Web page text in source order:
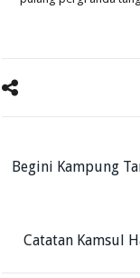
Begini Kampung
Catatan Kamsul